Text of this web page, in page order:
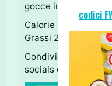
gocce in quanto
Calorie 90 –
Grassi 2,5 g
Condividi questa
socials qui sotto ↓
codici